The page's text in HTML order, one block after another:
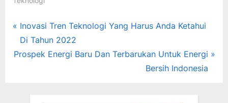
Post
navigation
P
r
e
Inovasi Tren Teknologi Yang Harus Anda Ketahui
Di Tahun 2022
N
Prospek Energi Baru Dan Terbarukan Untuk Energi
Bersih Indonesia